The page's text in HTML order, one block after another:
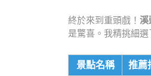
終於來到重頭戲！溪
是驚喜。我精挑細
景點名稱 推薦